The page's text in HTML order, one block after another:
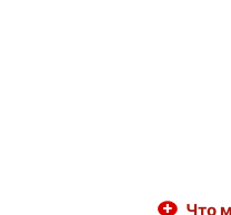
Что